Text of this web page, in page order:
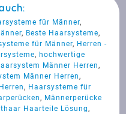
für Männer,
, Beste Haarsysteme,
für Männer, Herren -
,hochwertige
Männer Herren,
Männer Herren,
, Haarsysteme für
, Männerperücke
Haarteile Lösung,